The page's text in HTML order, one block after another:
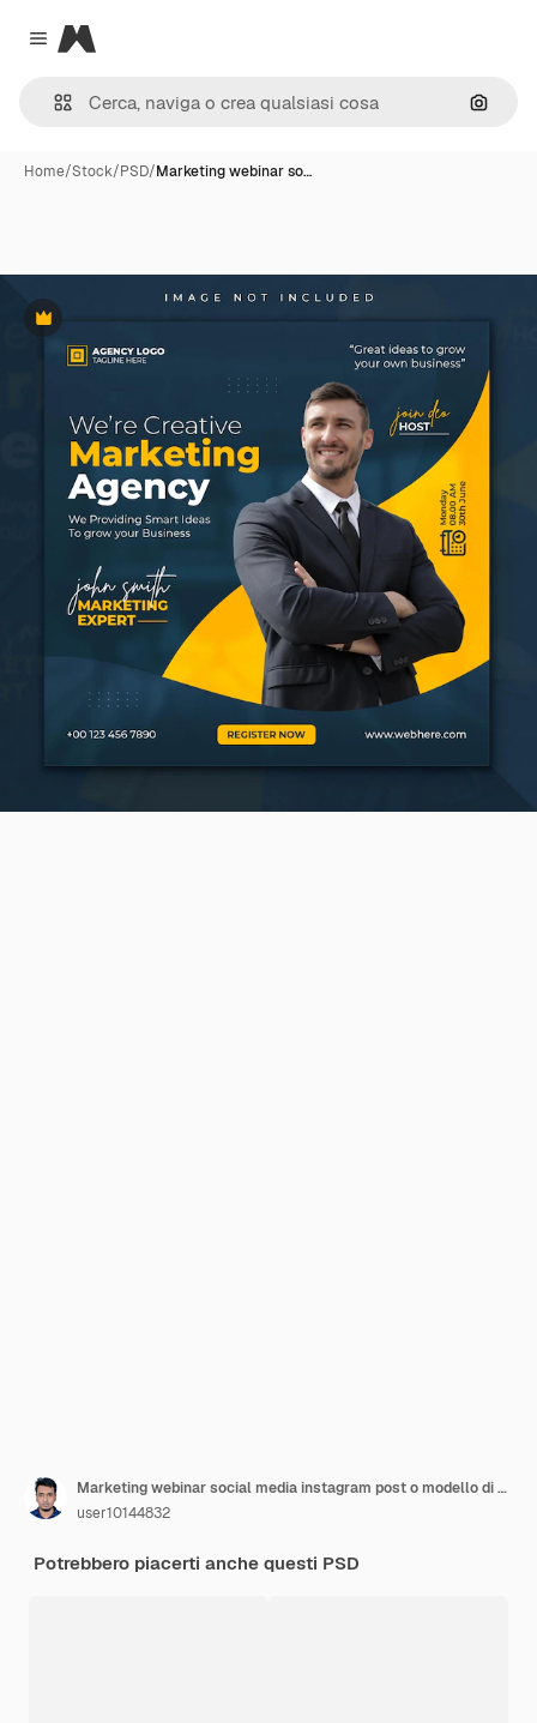
Close menu
Magnific
Cerca
Home/Stock/PSD/Marketing webinar so…
Premium
Marketing webinar social media instagram post o modello di banner quadrato promozione aziendale
user10144832
Potrebbero piacerti anche questi PSD